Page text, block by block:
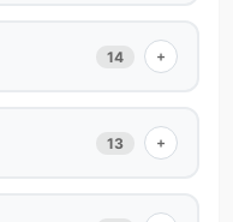
14 +
13 +